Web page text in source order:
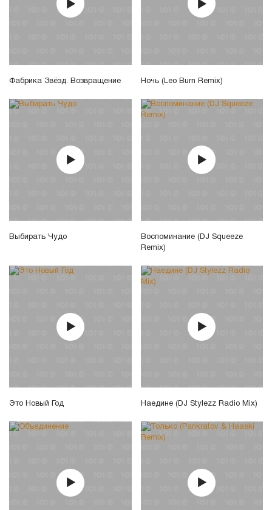
Фабрика Звёзд. Возвращение Ночь (Leo Burn Remix)
Выбирать Чудо
Воспоминание (DJ Squeeze
Remix)
Это Новый Год Наедине (DJ Stylezz Radio Mix)